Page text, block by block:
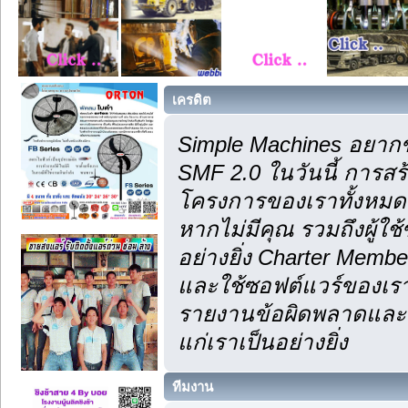
เครดิต
Simple Machines อย
SMF 2.0 ในวันนี้ การส
โครงการของเราทั้งหม
หากไม่มีคุณ รวมถึงผู้ใช้
อย่างยิ่ง Charter
และใช้ซอฟต์แวร์ของเ
รายงานข้อผิดพลาดแล
แก่เราเป็นอย่างยิ่ง
ทีมงาน